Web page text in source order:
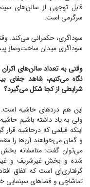
قابل توجهی از سالن‌های
سرگرمی است.
سوداگری، حکمرانی می‌کند.
سوداگری میدان ساخت‌وساز
وقتی به تعداد سالن‌های
نگاه می‌کنیم، شاهد جفای
شرایطی از کجا شکل می‌گیرد؟
این هم درد‌های حاشیه است.
ولی به یاد داشته باشیم
اینکه فیلمی که درحاشیه
و گمان می‌خواهند آن‌ها را
می‌توان گفت: متاسفانه
شده و بخش غیرشریف و
گرفتاری‌ای است که اتفاق
تماشاچی و فضا‌های سینمایی